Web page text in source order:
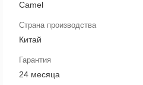
Camel
Страна производства
Китай
Гарантия
24 месяца